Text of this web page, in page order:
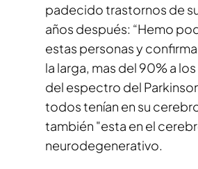
padecido trastornos de
años después: “Hemo
estas personas y
la larga, mas del 90% a
del espectro del
todos tenían en su
también "esta en el
neurodegenerativo.